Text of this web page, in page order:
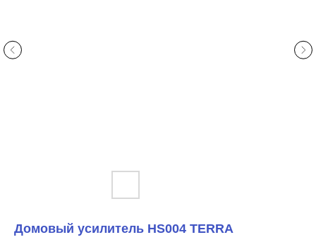
Домовый усилитель HS004 TERRA